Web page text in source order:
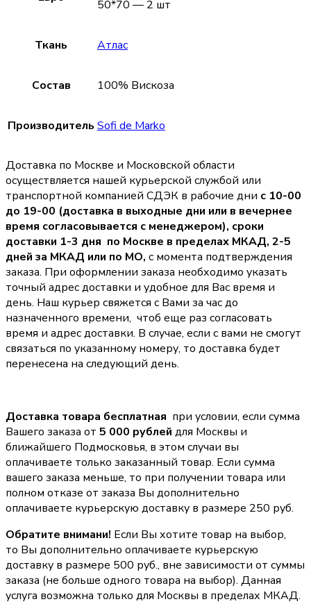
50*70 — 2 шт
Ткань Атлас
Состав 100% Вискоза
Производитель Sofi de Marko
Доставка по Москве и Московской области
осуществляется нашей курьерской службой или
транспортной компанией СДЭК в рабочие дни с 10-00
до 19-00 (доставка в выходные дни или в вечернее
время согласовывается с менеджером), сроки
доставки 1-3 дня по Москве в пределах МКАД, 2-5
дней за МКАД или по МО, с момента подтверждения
заказа. При оформлении заказа необходимо указать
точный адрес доставки и удобное для Вас время и
день. Наш курьер свяжется с Вами за час до
назначенного времени, чтоб еще раз согласовать
время и адрес доставки. В случае, если с вами не смогут
связаться по указанному номеру, то доставка будет
перенесена на следующий день.
Доставка товара бесплатная при условии, если сумма
Вашего заказа от 5 000 рублей для Москвы и
ближайшего Подмосковья, в этом случаи вы
оплачиваете только заказанный товар. Если сумма
вашего заказа меньше, то при получении товара или
полном отказе от заказа Вы дополнительно
оплачиваете курьерскую доставку в размере 250 руб.
Обратите внимани! Если Вы хотите товар на выбор,
то Вы дополнительно оплачиваете курьерскую
доставку в размере 500 руб., вне зависимости от суммы
заказа (не больше одного товара на выбор). Данная
услуга возможна только для Москвы в пределах МКАД.